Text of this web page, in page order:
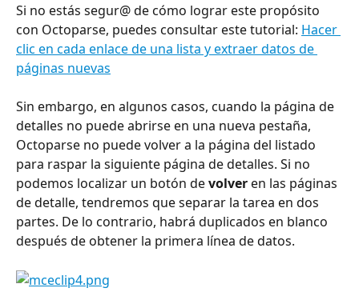
Si no estás segur@ de cómo lograr este propósito
con Octoparse, puedes consultar este tutorial: Hacer
clic en cada enlace de una lista y extraer datos de
páginas nuevas
Sin embargo, en algunos casos, cuando la página de
detalles no puede abrirse en una nueva pestaña,
Octoparse no puede volver a la página del listado
para raspar la siguiente página de detalles. Si no
podemos localizar un botón de volver en las páginas
de detalle, tendremos que separar la tarea en dos
partes. De lo contrario, habrá duplicados en blanco
después de obtener la primera línea de datos.